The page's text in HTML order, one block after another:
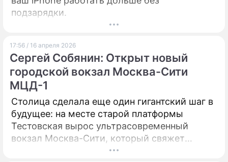
подзарядки.
17:56 / 16 апреля 2026
Сергей Собянин: Открыт новый
городской вокзал Москва-Сити
МЦД-1
Столица сделала еще один гигантский шаг в
будущее: на месте старой платформы
Тестовская вырос ультрасовременный
вокзал Москва-Сити, который свяжет
деловой центр не только с Подмосковьем,